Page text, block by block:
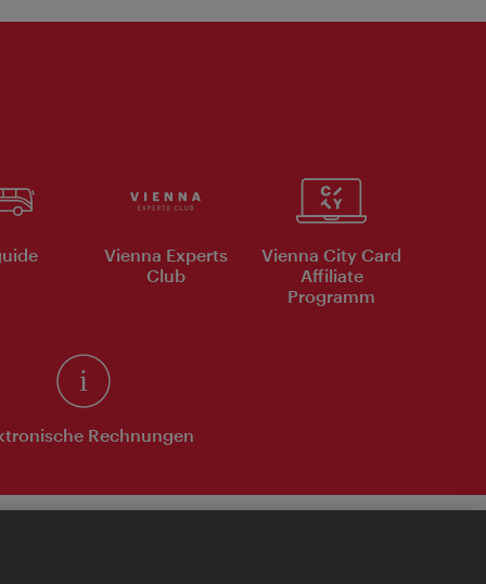
Vienna Experts
Club
Vienna City Card
Affiliate
Programm
Rechnungen